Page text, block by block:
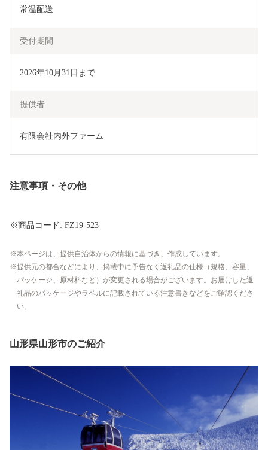
常温配送
受付期間
2026年10月31日まで
提供者
有限会社内外ファーム
注意事項・その他
※商品コード: FZ19-523
本ページは、提供自治体からの情報に基づき、作成しています。
提供元の都合などにより、掲載中に予告なく返礼品の仕様（規格、容量、
パッケージ、原材料など）が変更される場合がございます。お届けした返
礼品のパッケージやラベルに記載されている注意書きなどをご確認くださ
い。
山形県山形市のご紹介